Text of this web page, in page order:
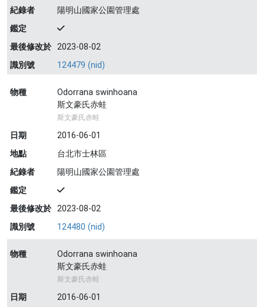
紀錄者
陽明山國家公園管理處
鑑定
最後修改於 2023-08-02
識別號
124479 (nid)
物種
Odorrana swinhoana
斯文豪氏赤蛙
斯文豪氏赤蛙
日期
2016-06-01
地點
台北市士林區
紀錄者
陽明山國家公園管理處
鑑定
最後修改於 2023-08-02
識別號
124480 (nid)
物種
Odorrana swinhoana
斯文豪氏赤蛙
斯文豪氏赤蛙
日期
2016-06-01